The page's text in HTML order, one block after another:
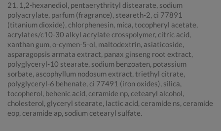
21, 1,2-hexanediol, pentaerythrityl distearate, sodium
polyacrylate, parfum (fragrance), steareth-2, ci 77891
(titanium dioxide), chlorphenesin, mica, tocopheryl acetate,
acrylates/c10-30 alkyl acrylate crosspolymer, citric acid,
xanthan gum, o-cymen-5-ol, maltodextrin, asiaticoside,
asparagopsis armata extract, panax ginseng root extract,
polyglyceryl-10 stearate, sodium benzoaten, potassium
sorbate, ascophyllum nodosum extract, triethyl citrate,
polyglyceryl-6 behenate, ci 77491 (iron oxides), silica,
tocopherol, behenic acid, ceramide np, cetearyl alcohol,
cholesterol, glyceryl stearate, lactic acid, ceramide ns, ceramide
eop, ceramide ap, sodium cetearyl sulfate.